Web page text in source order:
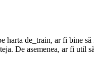
harta de_train, ar fi bine
De asemenea, ar fi util